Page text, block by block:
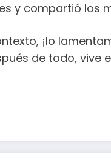
y compartió los
¡lo
de todo,